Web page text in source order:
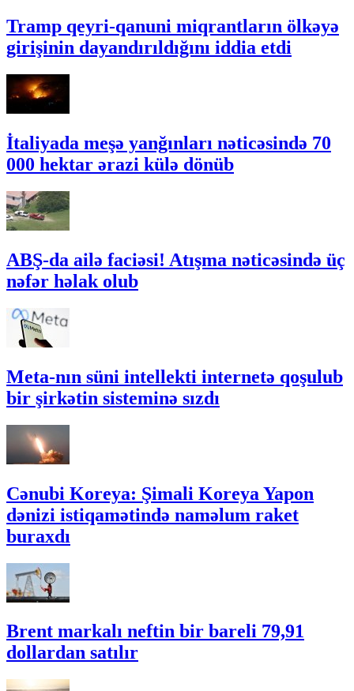
Tramp qeyri-qanuni miqrantların ölkəyə
girişinin dayandırıldığını iddia etdi
İtaliyada meşə yanğınları nəticəsində 70
000 hektar ərazi külə dönüb
ABŞ-da ailə faciəsi! Atışma nəticəsində üç
nəfər həlak olub
Meta-nın süni intellekti internetə qoşulub
bir şirkətin sisteminə sızdı
Cənubi Koreya: Şimali Koreya Yapon
dənizi istiqamətində naməlum raket
buraxdı
Brent markalı neftin bir bareli 79,91
dollardan satılır